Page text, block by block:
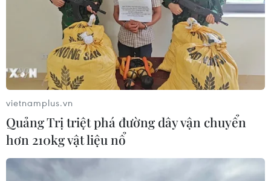
vietnamplus.vn
Quảng Trị triệt phá đường dây vận chuyển
hơn 210kg vật liệu nổ